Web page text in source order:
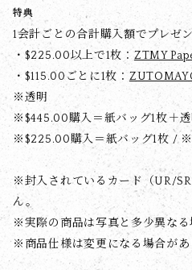
特典
1会計ごとの合計購入額でプレゼ
・$‌225.00以上で1枚： ZTMY
・$‌115.00ごとに1枚：
※透明
※$‌445.00購入＝紙バッグ1枚＋
※$‌225.00購入＝紙バッグ1枚 /
※封入されているカード（UR/
ん。
※実際の商品は写真と多少異なる
※商品仕様は変更になる場合があ